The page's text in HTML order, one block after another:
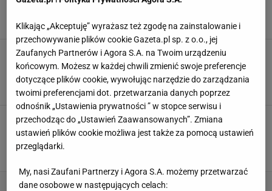
DŻEM DŻEM TRUSKAWKOWY NEWS
Zdrowy dżem truskawkowy bez cukru. Jak
przygotować doskonałe domowe przetwory na
zimę?
BEZ CUKRU DŻEM TRUSKAWKOWY NEWS
Jak zrobić dżem truskawkowy? Najlepiej
szybko! Sezon trwa, więc nie czekaj i
Klikając „Akceptuję” wyrażasz też zgodę na zainstalowanie i
przechowywanie plików cookie Gazeta.pl sp. z o.o., jej
Zaufanych Partnerów i Agora S.A. na Twoim urządzeniu
końcowym. Możesz w każdej chwili zmienić swoje preferencje
dotyczące plików cookie, wywołując narzędzie do zarządzania
twoimi preferencjami dot. przetwarzania danych poprzez
odnośnik „Ustawienia prywatności ” w stopce serwisu i
przechodząc do „Ustawień Zaawansowanych”. Zmiana
ustawień plików cookie możliwa jest także za pomocą ustawień
przeglądarki.
My, nasi Zaufani Partnerzy i Agora S.A. możemy przetwarzać
dane osobowe w następujących celach: